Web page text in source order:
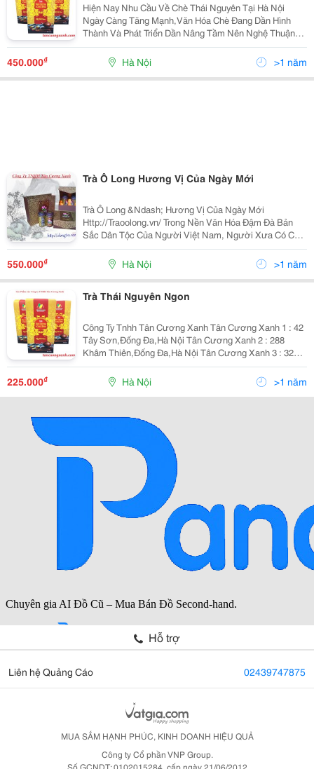
Hiện Nay Nhu Cầu Về Chè Thái Nguyên Tại Hà Nội
Ngày Càng Tăng Mạnh,Văn Hóa Chè Đang Dần Hình
Thành Và Phát Triển Dần Nâng Tầm Nên Nghệ Thuận
Trà Đạo.đến Với Chè Thái Nguyên Ngoài Thưởng Thức
Hương Vị Thơm Ngon Còn Làm Giảm Stress Lấy Lại
Tinh Thần Sả
450.000₫ Hà Nội >1 năm
Trà Ô Long Hương Vị Của Ngày Mới
Trà Ô Long &Ndash; Hương Vị Của Ngày Mới
Http://Traoolong.vn/ Trong Nền Văn Hóa Đậm Đà Bản
Sắc Dân Tộc Của Người Việt Nam, Người Xưa Có Câu
Miếng Trầu Mở Đầu Câu Truyện Nhưng Ngày Nay, Trong
Văn Hóa Của Người Việt, Người Ta Mời Nhau Chén Trà
550.000₫ Hà Nội >1 năm
Trà Thái Nguyên Ngon
Công Ty Tnhh Tân Cương Xanh Tân Cương Xanh 1 : 42
Tây Sơn,Đống Đa,Hà Nội Tân Cương Xanh 2 : 288
Khâm Thiên,Đống Đa,Hà Nội Tân Cương Xanh 3 : 32A
Tôn Đức Thắng,Đống Đa,Hà Nội Tân Cương Xanh 4 :
Số 2 Ngõ 31/26 Trần Quốc Hoàn,Cầu Giấy,Hà Nội
225.000₫ Hà Nội >1 năm
Hỗ trợ
Liên hệ Quảng Cáo 02439747875
MUA SẮM HẠNH PHÚC, KINH DOANH HIỆU QUẢ
Công ty Cổ phần VNP Group.
Số GCNDT: 0102015284, cấp ngày 21/06/2012